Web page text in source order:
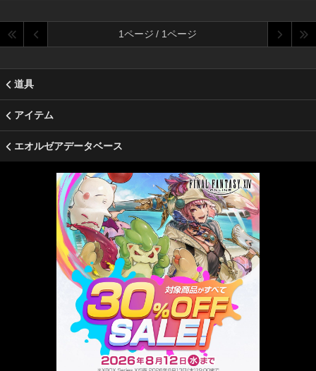
1ページ / 1ページ
道具
アイテム
エオルゼアデータベース